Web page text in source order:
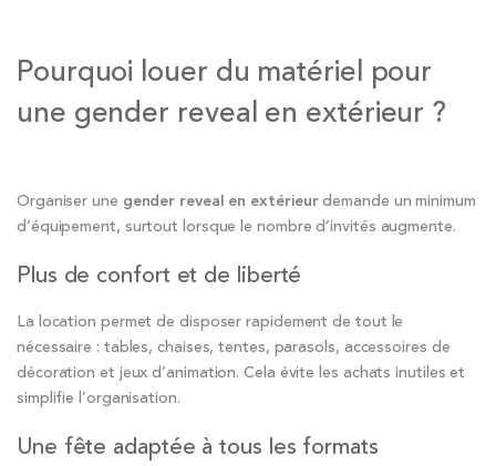
Pourquoi louer du matériel pour
une gender reveal en extérieur ?
Organiser une gender reveal en extérieurdemande un minimum
d’équipement, surtout lorsque le nombre d’invités augmente.
Plus de confort et de liberté
La location permet de disposer rapidement de tout le
nécessaire : tables, chaises, tentes, parasols, accessoires de
décoration et jeux d’animation. Cela évite les achats inutiles et
simplifie l’organisation.
Une fête adaptée à tous les formats